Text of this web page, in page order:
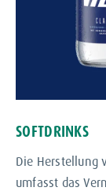
SOFTDRINKS
Die Herstellung
umfasst das